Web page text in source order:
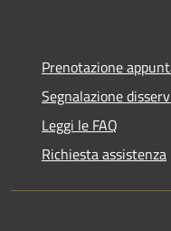
Prenotazione
Segnalazione
Leggi le FAQ
Richiesta assistenza